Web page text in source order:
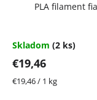
PLA filament
Skladom (2 ks)
€19,46
Jednotková
€19,46 / 1 kg